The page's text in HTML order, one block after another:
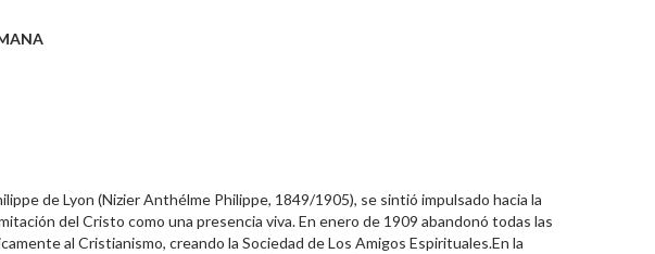
de Lyon (Nizier Anthélme Philippe, 1849/1905), se sintió impulsado hacia la
del Cristo como una presencia viva. En enero de 1909 abandonó todas las
al Cristianismo, creando la Sociedad de Los Amigos Espirituales.En la